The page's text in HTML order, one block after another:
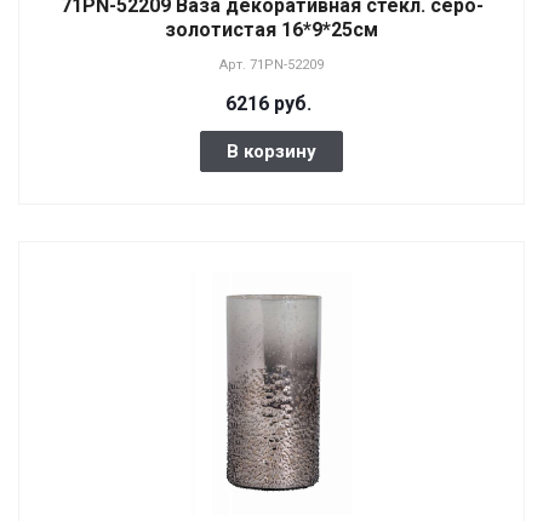
71PN-52209 Ваза декоративная стекл. серо-
золотистая 16*9*25см
Арт. 71PN-52209
6216 руб.
В корзину